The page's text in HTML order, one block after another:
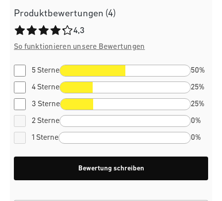
Produktbewertungen (4)
Durchschnittliche Bewertung von 4.3 von 5 Sternen
4,3
So funktionieren unsere Bewertungen
5 Sterne 50%
4 Sterne 25%
3 Sterne 25%
2 Sterne 0%
1 Sterne 0%
Bewertung schreiben